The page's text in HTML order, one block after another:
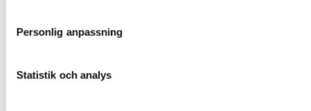
Personlig anpassning
Statistik och analys